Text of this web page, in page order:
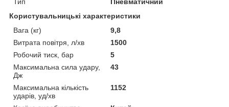
Користувальницькі характеристики
Вага (кг)
9,8
Витрата повітря, л/хв
1500
Робочий тиск, бар
5
Максимальна сила удару,
Дж
43
Максимальна кількість
ударів, уд/хв
1152